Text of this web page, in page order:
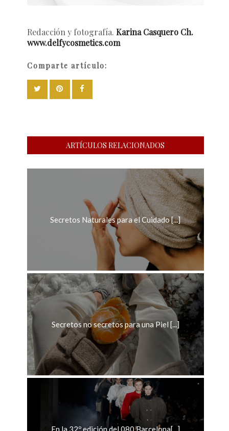
Redacción y fotografía. Karina Casquero Ch.
www.delfycosmetics.com
Comparte artículo:
ARTÍCULOS RELACIONADOS
Secretos Naturales para el Cuidado [...]
Secretos no secretos para una Piel [...]
En la 32º edición del 080 Barcelona[...]